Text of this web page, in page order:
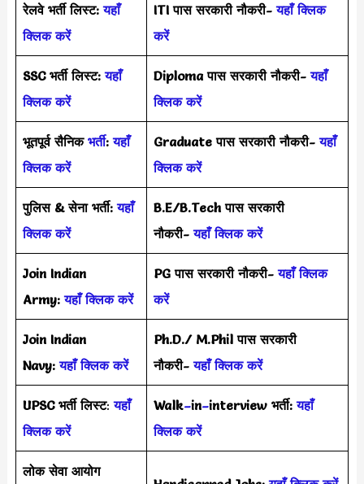
रेलवे भर्ती लिस्ट: यहाँ
क्लिक करें
ITI पास सरकारी नौकरी- यहाँ क्लिक
करें
SSC भर्ती लिस्ट: यहाँ
क्लिक करें
Diploma पास सरकारी नौकरी- यहाँ
क्लिक करें
भूतपूर्व सैनिक भर्ती: यहाँ
क्लिक करें
Graduate पास सरकारी नौकरी- यहाँ
क्लिक करें
पुलिस & सेना भर्ती: यहाँ
क्लिक करें
B.E/B.Tech पास सरकारी
नौकरी- यहाँ क्लिक करें
Join Indian
Army:यहाँ क्लिक करें
PG पास सरकारी नौकरी- यहाँ क्लिक
करें
Join Indian
Navy:यहाँ क्लिक करें
Ph.D./ M.Phil पास सरकारी
नौकरी- यहाँ क्लिक करें
UPSC भर्ती लिस्ट:यहाँ
क्लिक करें
Walk–in–interview भर्ती:यहाँ
क्लिक करें
लोक सेवा आयोग